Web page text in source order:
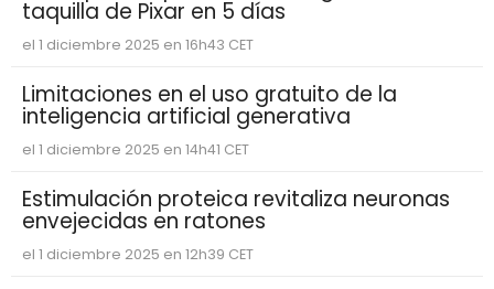
taquilla de Pixar en 5 días
el 1 diciembre 2025 en 16h43 CET
Limitaciones en el uso gratuito de la
inteligencia artificial generativa
el 1 diciembre 2025 en 14h41 CET
Estimulación proteica revitaliza neuronas
envejecidas en ratones
el 1 diciembre 2025 en 12h39 CET